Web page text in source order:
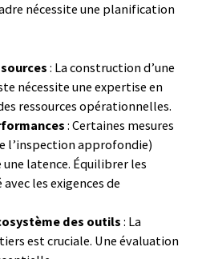
nécessite une planification
: La construction d’une
nécessite une expertise en
ressources opérationnelles.
: Certaines mesures
l’inspection approfondie)
latence. Équilibrer les
les exigences de
des outils : La
est cruciale. Une évaluation